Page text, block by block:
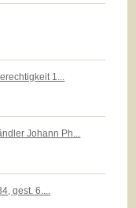
1...
Johann Ph...
gest. 6....